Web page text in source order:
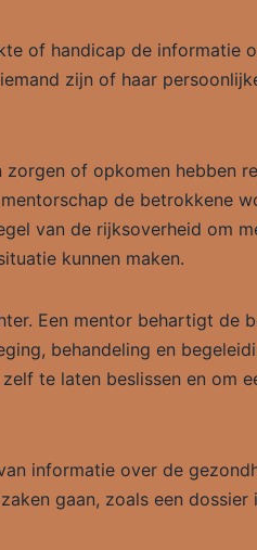
of handicap de informatie
zijn of haar
of opkomen hebben
de betrokkene
van de rijksoverheid om
kunnen maken.
Een mentor behartigt de
behandeling en
te laten beslissen en om
informatie over de
gaan, zoals een dossier